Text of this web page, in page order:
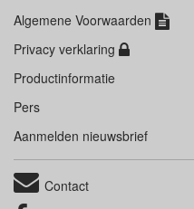
Algemene Voorwaarden
Privacy verklaring
Productinformatie
Pers
Aanmelden nieuwsbrief
Contact